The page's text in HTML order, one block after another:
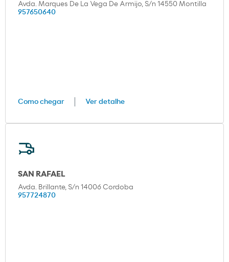
Avda. Marques De La Vega De Armijo, S/n 14550 Montilla
957650640
Como chegar Ver detalhe
SAN RAFAEL
Avda. Brillante, S/n 14006 Cordoba
957724870